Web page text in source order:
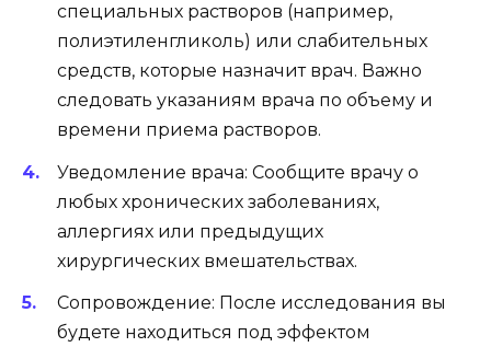
специальных растворов (например,
полиэтиленгликоль) или слабительных
средств, которые назначит врач. Важно
следовать указаниям врача по объему и
времени приема растворов.
Уведомление врача: Сообщите врачу о
любых хронических заболеваниях,
аллергиях или предыдущих
хирургических вмешательствах.
Сопровождение: После исследования вы
будете находиться под эффектом